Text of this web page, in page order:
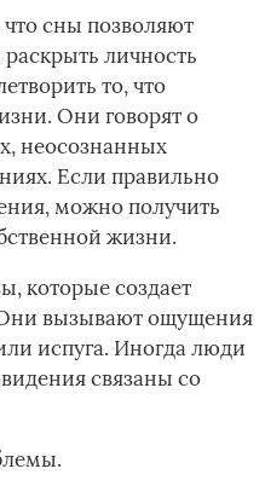
сны позволяют
личность
то, что
Они говорят о
неосознанных
Если правильно
можно получить
жизни.
которые создает
Они вызывают ощущения
испуга. Иногда люди
связаны со